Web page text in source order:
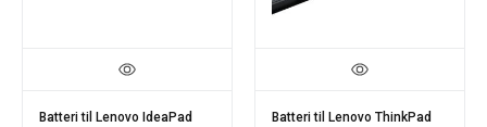
Batteri til Lenovo IdeaPad
Batteri til Lenovo ThinkPad